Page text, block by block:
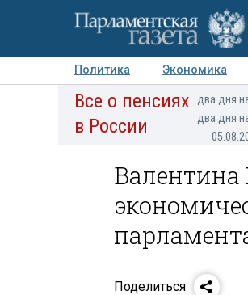
Политика Экономика
Авторы Персоны
Все о пенсиях
в России
два дня
два дня
Поделиться